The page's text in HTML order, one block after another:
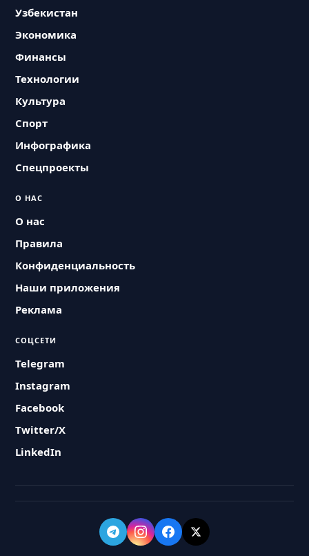
Узбекистан
Экономика
Финансы
Технологии
Культура
Спорт
Инфографика
Спецпроекты
О НАС
О нас
Правила
Конфиденциальность
Наши приложения
Реклама
СОЦСЕТИ
Telegram
Instagram
Facebook
Twitter/X
LinkedIn